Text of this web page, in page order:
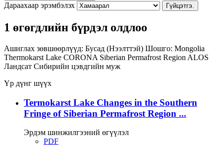
Дараахаар эрэмбэлэх Гүйцэтгэ.
1 өгөгдлийн бүрдэл олдлоо
Ашиглах зөвшөөрлүүд: Бусад (Нээлттэй) Шошго: Mongolia
Thermokarst Lake CORONA Siberian Permafrost Region ALOS
Ландсат Сибирийн цэвдгийн муж
Үр дүнг шүүх
Termokarst Lake Changes in the Southern
Fringe of Siberian Permafrost Region ...
Эрдэм шинжилгээний өгүүлэл
PDF